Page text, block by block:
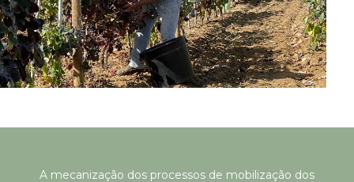
A mecanização dos processos de mobilização dos